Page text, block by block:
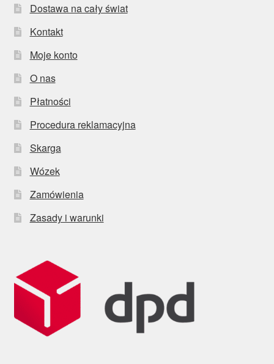
Dostawa na cały świat
Kontakt
Moje konto
O nas
Płatności
Procedura reklamacyjna
Skarga
Wózek
Zamówienia
Zasady i warunki